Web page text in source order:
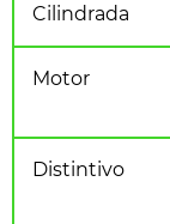
Cilindrada
Motor
Distintivo